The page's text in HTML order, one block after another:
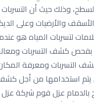
وذلك حيث أن
والأرضيات وعلى
لتسربات المياه هو
بفحص كشف التسربات
التسربات ومعرفة
يتم استخدامها من أجل
بالدمام عزل فوم شركة